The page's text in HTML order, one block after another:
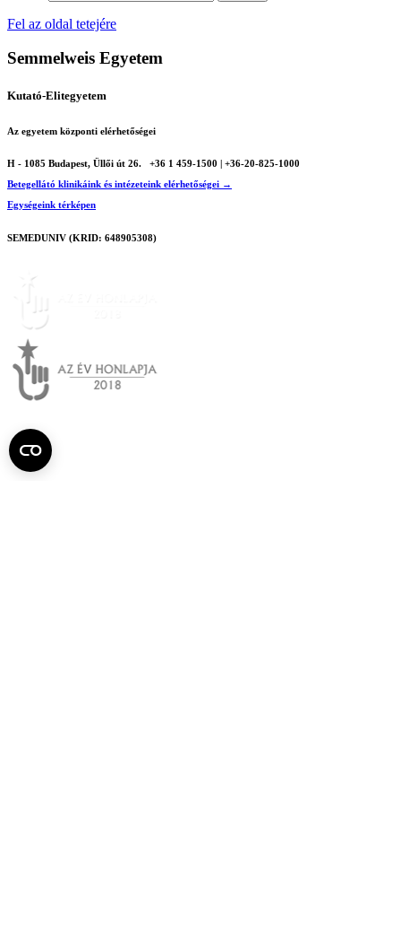
Fel az oldal tetejére
Semmelweis Egyetem
Kutató-Elitegyetem
Az egyetem központi elérhetőségei
H - 1085 Budapest, Üllői út 26.
+36 1 459-1500 | +36-20-825-1000
Betegellátó klinikáink és intézeteink elérhetőségei →
Egységeink térképen
SEMEDUNIV (KRID: 648905308)